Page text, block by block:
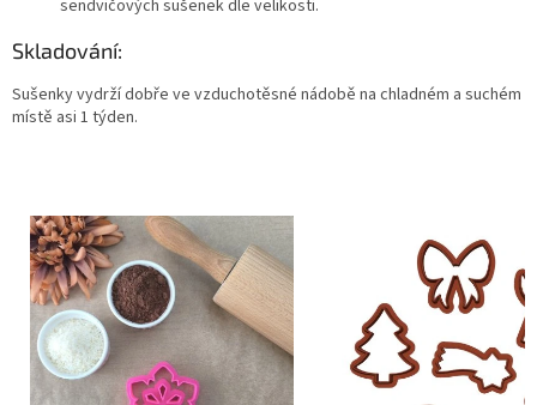
sendvičových sušenek dle velikosti.
Skladování:
Sušenky vydrží dobře ve vzduchotěsné nádobě na chladném a suchém
místě asi 1 týden.